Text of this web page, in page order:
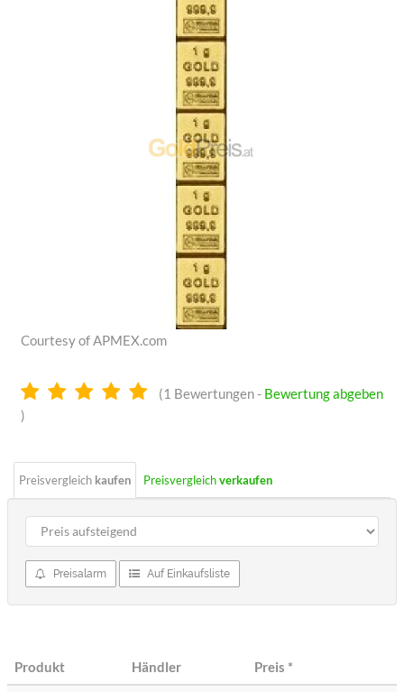
Courtesy of APMEX.com
5.0
(1 Bewertungen - Bewertung abgeben
)
Preisvergleich kaufen Preisvergleichverkaufen
Preisalarm Auf Einkaufsliste
Produkt Händler Preis *